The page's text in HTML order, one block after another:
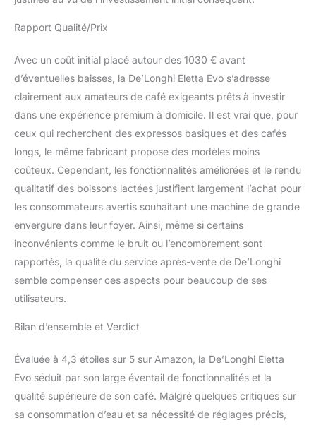
Rapport Qualité/Prix
Avec un coût initial placé autour des 1030 € avant
d’éventuelles baisses, la De’Longhi Eletta Evo s’adresse
clairement aux amateurs de café exigeants prêts à investir
dans une expérience premium à domicile. Il est vrai que, pour
ceux qui recherchent des expressos basiques et des cafés
longs, le même fabricant propose des modèles moins
coûteux. Cependant, les fonctionnalités améliorées et le rendu
qualitatif des boissons lactées justifient largement l’achat pour
les consommateurs avertis souhaitant une machine de grande
envergure dans leur foyer. Ainsi, même si certains
inconvénients comme le bruit ou l’encombrement sont
rapportés, la qualité du service après-vente de De’Longhi
semble compenser ces aspects pour beaucoup de ses
utilisateurs.
Bilan d’ensemble et Verdict
Évaluée à 4,3 étoiles sur 5 sur Amazon, la De’Longhi Eletta
Evo séduit par son large éventail de fonctionnalités et la
qualité supérieure de son café. Malgré quelques critiques sur
sa consommation d’eau et sa nécessité de réglages précis,